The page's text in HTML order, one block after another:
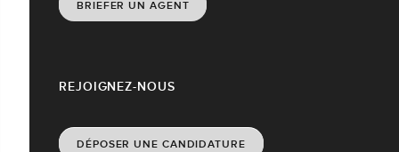
REJOIGNEZ-NOUS
DÉPOSER UNE CANDIDATURE
BRIEFER UN AGENT